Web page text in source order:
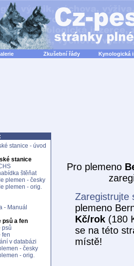
Zkušební řády Kynologická
stanice - úvod
stanice
štěňat
plemen - česky
plemen - orig.
- Manuál
psů a fen
psů
fen
v databázi
- česky
- orig.
Pro plemeno
Zaregistrujte
plemeno
Kč/rok (180
se na této
místě!